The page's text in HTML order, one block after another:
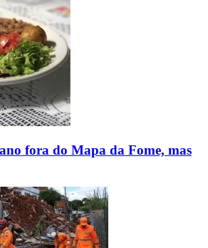
fora do Mapa da Fome, mas